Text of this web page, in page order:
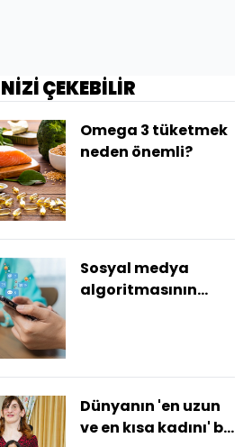
ÇEKEBİLİR
Omega 3 tüketmek
neden önemli?
Sosyal medya
algoritmasının
Dünyanın 'en uzun
ve en kısa kadını' bir